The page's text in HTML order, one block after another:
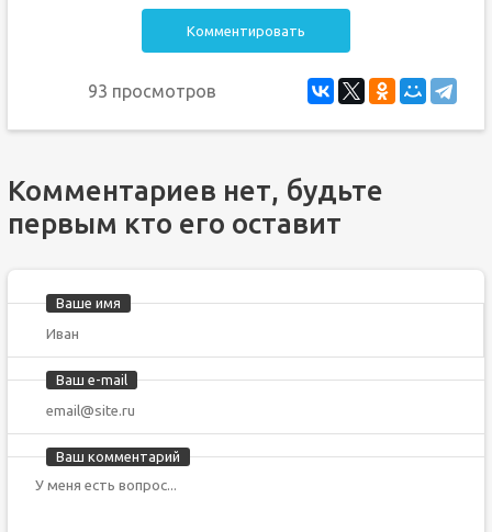
Комментировать
93 просмотров
Комментариев нет, будьте
первым кто его оставит
Ваше имя
Ваш e-mail
Ваш комментарий